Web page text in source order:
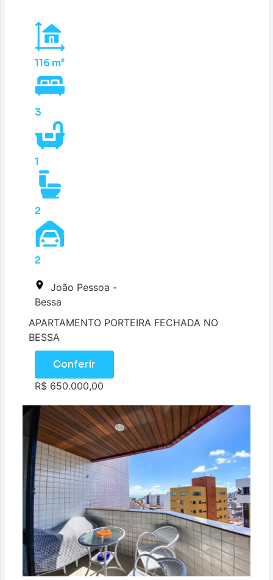
116 m²
3
1
2
2
João Pessoa -
Bessa
APARTAMENTO PORTEIRA FECHADA NO
BESSA
Conferir
R$ 650.000,00